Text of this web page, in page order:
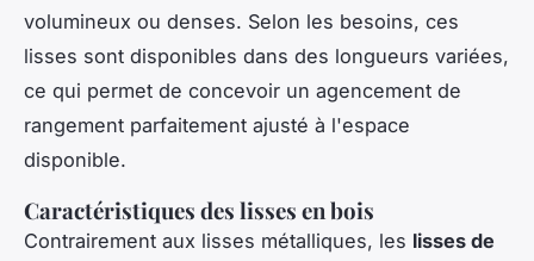
volumineux ou denses. Selon les besoins, ces
lisses sont disponibles dans des longueurs variées,
ce qui permet de concevoir un agencement de
rangement parfaitement ajusté à l'espace
disponible.
Caractéristiques des lisses en bois
Contrairement aux lisses métalliques, les lisses de